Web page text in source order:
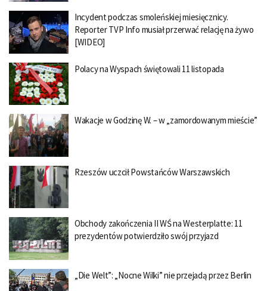
Incydent podczas smoleńskiej miesięcznicy.
Reporter TVP Info musiał przerwać relację na żywo
[WIDEO]
Polacy na Wyspach świętowali 11 listopada
Wakacje w Godzinę W. – w „zamordowanym mieście”
Rzeszów uczcił Powstańców Warszawskich
Obchody zakończenia II WŚ na Westerplatte: 11
prezydentów potwierdziło swój przyjazd
„Die Welt”: „Nocne Wilki” nie przejadą przez Berlin